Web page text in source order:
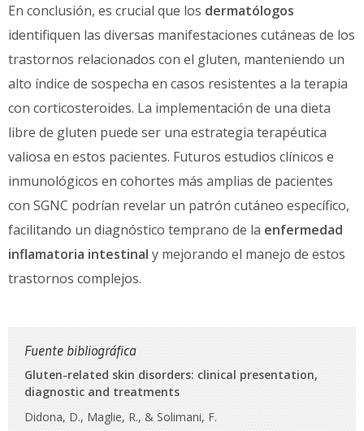
En conclusión, es crucial que los dermatólogos
identifiquen las diversas manifestaciones cutáneas de los
trastornos relacionados con el gluten, manteniendo un
alto índice de sospecha en casos resistentes a la terapia
con corticosteroides. La implementación de una dieta
libre de gluten puede ser una estrategia terapéutica
valiosa en estos pacientes. Futuros estudios clínicos e
inmunológicos en cohortes más amplias de pacientes
con SGNC podrían revelar un patrón cutáneo específico,
facilitando un diagnóstico temprano de la enfermedad
inflamatoria intestinal y mejorando el manejo de estos
trastornos complejos.
Fuente bibliográfica
Gluten-related skin disorders: clinical presentation,
diagnostic and treatments
Didona, D., Maglie, R., & Solimani, F.